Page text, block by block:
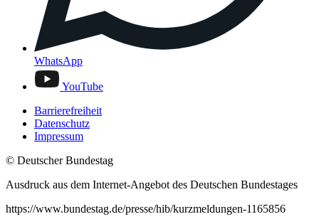
WhatsApp
YouTube
Barrierefreiheit
Datenschutz
Impressum
© Deutscher Bundestag
Ausdruck aus dem Internet-Angebot des Deutschen Bundestages
https://www.bundestag.de/presse/hib/kurzmeldungen-1165856